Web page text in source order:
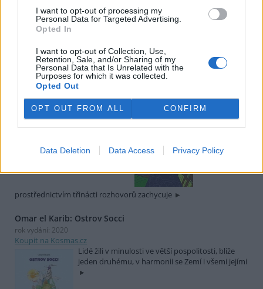
I want to opt-out of processing my
Personal Data for Targeted Advertising.
Opted In
I want to opt-out of Collection, Use,
Retention, Sale, and/or Sharing of my
Personal Data that Is Unrelated with the
Purposes for which it was collected.
Opted Out
OPT OUT FROM ALL CONFIRM
Data Deletion Data Access Privacy Policy
Vlašína opět přináší rozmarné
příběhy z autorova
Viktorie Hanišová: Beton a
hlína
rok vydání: 2021
Spisovatelka
Viktorie
Hanišová v
knize Beton a
prostřednictvím třinácti rozhovorů zachycuje
Omar el Karib: Ostrov Socci
rok vydání: 2020
Koupit na Kosmas.cz
Lidé žili v minulosti ve větší pospolitosti, blíže
jeden druhému, v harmonii se Zemí i všemi jejími